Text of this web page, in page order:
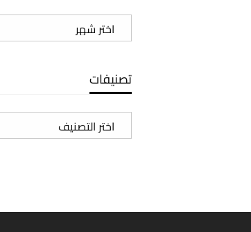
الأرشيف
تصنيفات
تصنيفات